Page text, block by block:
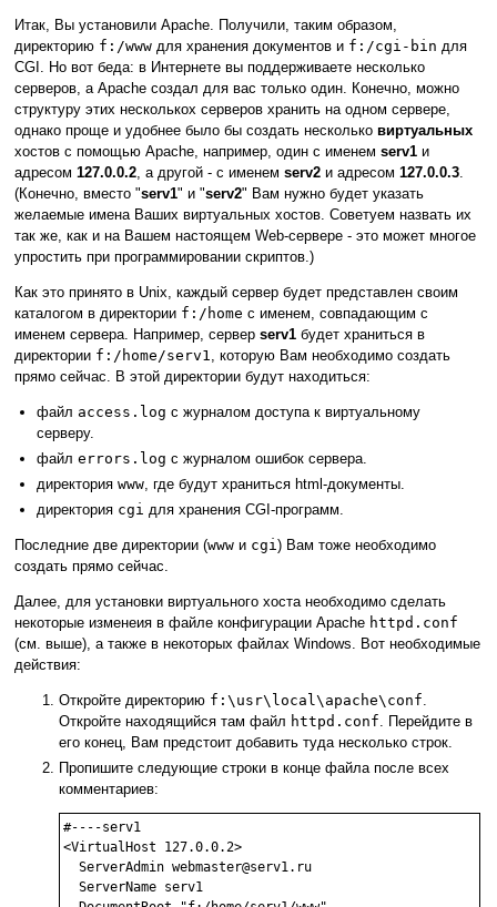
Итак, Вы установили Apache. Получили, таким образом,
директорию f:/www для хранения документов и f:/cgi-bin для
CGI. Но вот беда: в Интернете вы поддерживаете несколько
серверов, а Apache создал для вас только один. Конечно, можно
структуру этих несколькох серверов хранить на одном сервере,
однако проще и удобнее было бы создать несколько виртуальных
хостов с помощью Apache, например, один с именем serv1 и
адресом 127.0.0.2, а другой - с именем serv2 и адресом 127.0.0.3.
(Конечно, вместо "serv1" и "serv2" Вам нужно будет указать
желаемые имена Ваших виртуальных хостов. Советуем назвать их
так же, как и на Вашем настоящем Web-сервере - это может многое
упростить при программировании скриптов.)
Как это принято в Unix, каждый сервер будет представлен своим
каталогом в директории f:/home с именем, совпадающим с
именем сервера. Например, сервер serv1 будет храниться в
директории f:/home/serv1, которую Вам необходимо создать
прямо сейчас. В этой директории будут находиться:
файл access.log с журналом доступа к виртуальному
серверу.
файл errors.log с журналом ошибок сервера.
директория www, где будут храниться html-документы.
директория cgi для хранения CGI-программ.
Последние две директории (www и cgi) Вам тоже необходимо
создать прямо сейчас.
Далее, для установки виртуального хоста необходимо сделать
некоторые изменеия в файле конфигурации Apache httpd.conf
(см. выше), а также в некоторых файлах Windows. Вот необходимые
действия:
Откройте директорию f:\usr\local\apache\conf.
Откройте находящийся там файл httpd.conf. Перейдите в
его конец, Вам предстоит добавить туда несколько строк.
Пропишите следующие строки в конце файла после всех
комментариев:
#----serv1
<VirtualHost 127.0.0.2>
  ServerAdmin webmaster@serv1.ru
  ServerName serv1